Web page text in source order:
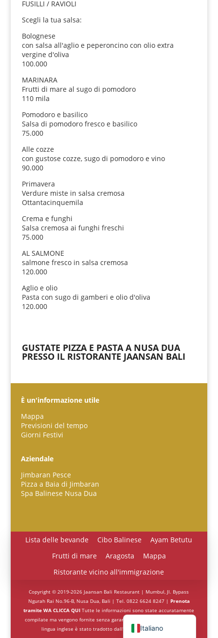
FUSILLI / RAVIOLI
Scegli la tua salsa:
Bolognese
con salsa all'aglio e peperoncino con olio extra
vergine d'oliva
100.000
MARINARA
Frutti di mare al sugo di pomodoro
110 mila
Pomodoro e basilico
Salsa di pomodoro fresco e basilico
75.000
Alle cozze
con gustose cozze, sugo di pomodoro e vino
90.000
Primavera
Verdure miste in salsa cremosa
Ottantacinquemila
Crema e funghi
Salsa cremosa ai funghi freschi
75.000
AL SALMONE
salmone fresco in salsa cremosa
120.000
Aglio e olio
Pasta con sugo di gamberi e olio d'oliva
120.000
GUSTATE PIZZA E PASTA A NUSA DUA
PRESSO IL RISTORANTE JAANSAN BALI
È un'informazione utile
Mappa
Previsioni del tempo
Giorni Festivi
Aziendale
Jimbaran Pesce
Pizza a Baia di Jimbaran
Spa Balinese Nusa Dua
Lista delle bevande Cibo Balinese
Ayam Betutu
Frutti di mare
Aragosta
Mappa
Ristorante vicino all'immigrazione
Copyright © 2019-2026 Jaansan Bali Restaurant | Mumbul, Jl. Bypass
Ngurah Rai No.96-B, Nusa Dua, Bali | Tel. 0822 6624 8247 | Prenota
tramite WA CLICCA QUI Tutte le informazioni sono state accuratamente
compilate ma vengono fornite senza garanzia. Tutto il contenuto non in
lingua inglese è stato tradotto dall'intelligenza artificiale.
Italiano
English (UK)
简体中文
हिन्दी